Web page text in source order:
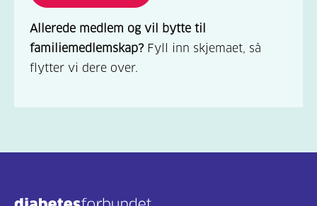
Allerede medlem og vil bytte til
familiemedlemskap? Fyll inn skjemaet, så
flytter vi dere over.